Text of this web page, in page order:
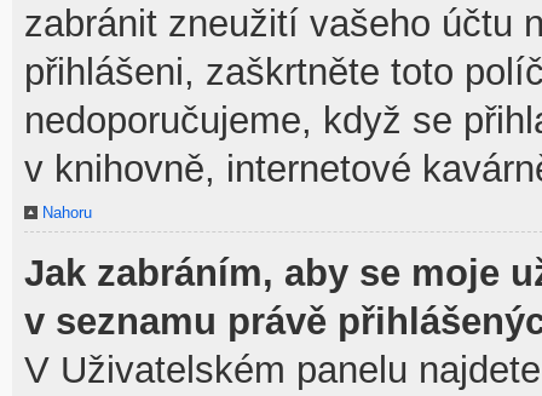
zabránit zneužití vašeho účtu
přihlášeni, zaškrtněte toto
nedoporučujeme, když se
v knihovně, internetové
Nahoru
Jak zabráním, aby se moje
v seznamu právě
V Uživatelském panelu